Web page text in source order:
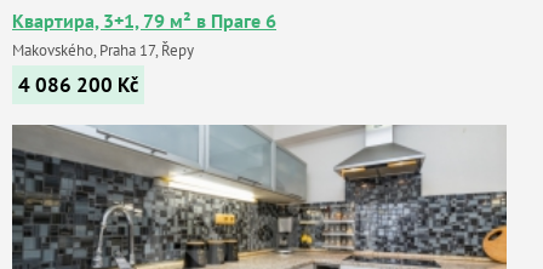
Квартира, 3+1, 79 м² в Праге 6
Makovského, Praha 17, Řepy
4 086 200 Kč